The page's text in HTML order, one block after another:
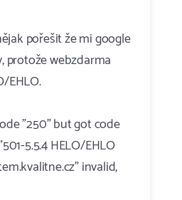
pořešit že mi google
protože webzdarma
EHLO.
"250" but got code
5.5.4 HELO/EHLO
invalid,